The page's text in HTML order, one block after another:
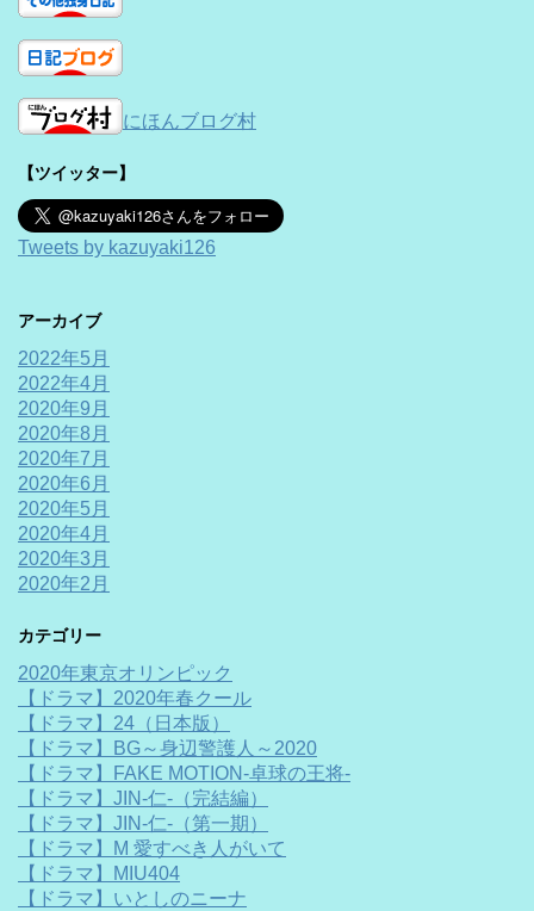
にほんブログ村
【ツイッター】
Tweets by kazuyaki126
アーカイブ
2022年5月
2022年4月
2020年9月
2020年8月
2020年7月
2020年6月
2020年5月
2020年4月
2020年3月
2020年2月
カテゴリー
2020年東京オリンピック
【ドラマ】2020年春クール
【ドラマ】24（日本版）
【ドラマ】BG～身辺警護人～2020
【ドラマ】FAKE MOTION-卓球の王将-
【ドラマ】JIN-仁-（完結編）
【ドラマ】JIN-仁-（第一期）
【ドラマ】M 愛すべき人がいて
【ドラマ】MIU404
【ドラマ】いとしのニーナ